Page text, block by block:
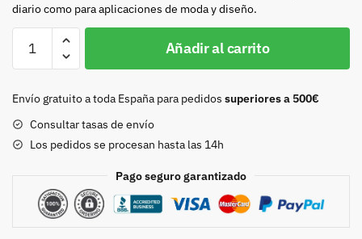
diario como para aplicaciones de moda y diseño.
30mm
viejo
cantidad
Añadir al carrito
Envío gratuito a toda España para pedidos superiores a 500€
Consultar tasas de envío
Los pedidos se procesan hasta las 14h
Pago seguro garantizado